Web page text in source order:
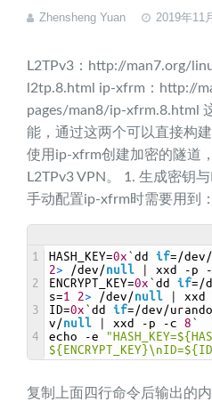
Zhensheng Yuan 2019年11
L2TPv3：http://man7.org/
l2tp.8.html ip-xfrm：http://
pages/man8/ip-xfrm.8.html
能，通过这两个可以直接构
使用ip-xfrm创建加密的隧道
L2TPv3 VPN。 1. 生成密钥
手动配置ip-xfrm时需要用到：
1
2
3
4
HASH_KEY=0x ` dd if=/dev /
2> /dev /null | xxd - p -
ENCRYPT_KEY=0x ` dd if=/
s=1 2> /dev /null | xxd
ID=0x ` dd if=/dev /
v /null | xxd - p -c 8 `
echo
-e
复制上面四行命令后输出的